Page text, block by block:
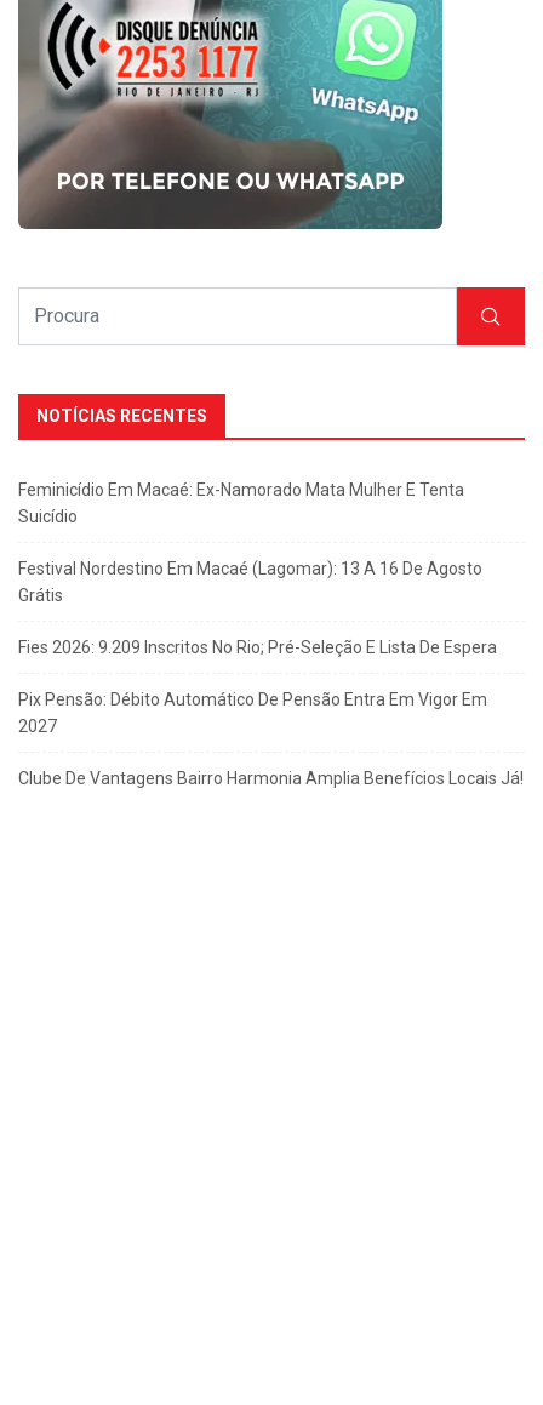
NOTÍCIAS RECENTES
Feminicídio Em Macaé: Ex-Namorado Mata Mulher E Tenta
Suicídio
Festival Nordestino Em Macaé (Lagomar): 13 A 16 De Agosto
Grátis
Fies 2026: 9.209 Inscritos No Rio; Pré-Seleção E Lista De Espera
Pix Pensão: Débito Automático De Pensão Entra Em Vigor Em
2027
Clube De Vantagens Bairro Harmonia Amplia Benefícios Locais Já!